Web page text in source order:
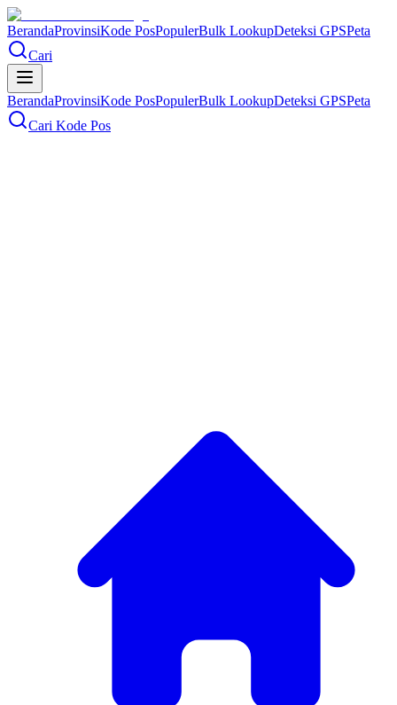
BerandaProvinsiKode PosPopulerBulk LookupDeteksi GPSPeta
Cari
BerandaProvinsiKode PosPopulerBulk LookupDeteksi GPSPeta
Cari Kode Pos